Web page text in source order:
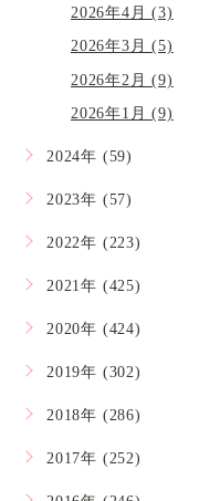
2026年4月 (3)
2026年3月 (5)
2026年2月 (9)
2026年1月 (9)
2024年 (59)
2023年 (57)
2022年 (223)
2021年 (425)
2020年 (424)
2019年 (302)
2018年 (286)
2017年 (252)